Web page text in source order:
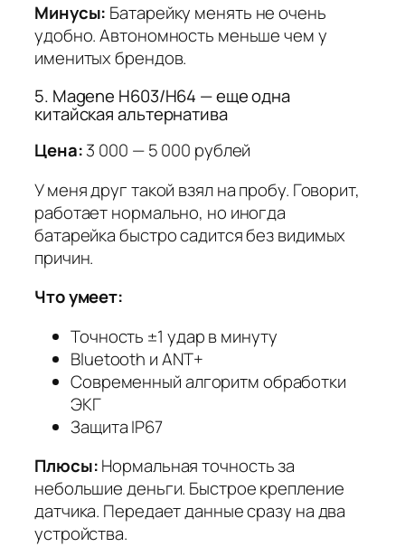
Минусы: Батарейку менять не очень
удобно. Автономность меньше чем у
именитых брендов.
5. Magene H603/H64 — еще одна
китайская альтернатива
Цена:3 000 — 5 000 рублей
У меня друг такой взял на пробу. Говорит,
работает нормально, но иногда
батарейка быстро садится без видимых
причин.
Что умеет:
Точность ±1 удар в минуту
Bluetooth и ANT+
Современный алгоритм обработки
ЭКГ
Защита IP67
Плюсы:Нормальная точность за
небольшие деньги. Быстрое крепление
датчика. Передает данные сразу на два
устройства.